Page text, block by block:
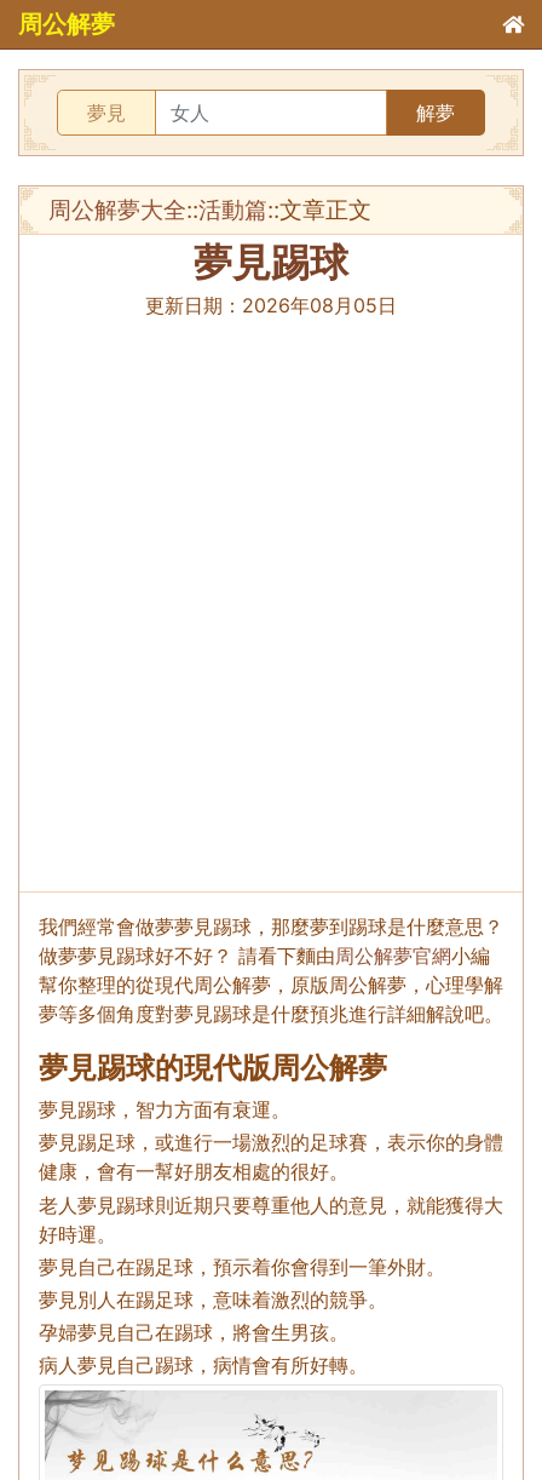
周公解夢
夢見 解夢
周公解夢大全::活動篇::文章正文
夢見踢球
更新日期： 2026年08月05日
我們經常會做夢夢見踢球，那麼夢到踢球是什麼意思？
做夢夢見踢球好不好？ 請看下麵由周公解夢官網小編
幫你整理的從現代周公解夢，原版周公解夢，心理學解
夢等多個角度對夢見踢球是什麼預兆進行詳細解說吧。
夢見踢球的現代版周公解夢
夢見踢球，智力方面有衰運。
夢見踢足球，或進行一場激烈的足球賽，表示你的身體
健康，會有一幫好朋友相處的很好。
老人夢見踢球則近期只要尊重他人的意見，就能獲得大
好時運。
夢見自己在踢足球，預示着你會得到一筆外財。
夢見別人在踢足球，意味着激烈的競爭。
孕婦夢見自己在踢球，將會生男孩。
病人夢見自己踢球，病情會有所好轉。